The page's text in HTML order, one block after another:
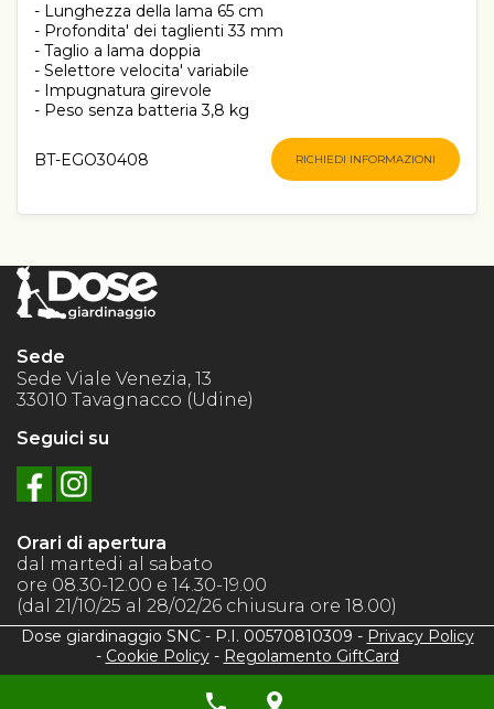
- Lunghezza della lama 65 cm
- Profondita' dei taglienti 33 mm
- Taglio a lama doppia
- Selettore velocita' variabile
- Impugnatura girevole
- Peso senza batteria 3,8 kg
BT-EGO30408 RICHIEDI INFORMAZIONI
Sede
Sede Viale Venezia, 13
33010 Tavagnacco (Udine)
Seguici su
Orari di apertura
dal martedi al sabato
ore 08.30-12.00 e 14.30-19.00
(dal 21/10/25 al 28/02/26 chiusura ore 18.00)
Dose giardinaggio SNC - P.I. 00570810309 - Privacy Policy
- Cookie Policy- Regolamento GiftCard